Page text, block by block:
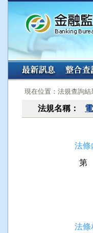
:::
現在位置：法規查詢結
法規名稱：
法條
法條